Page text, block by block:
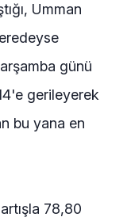
Umman
günü
gerileyerek
bu yana en
78,80